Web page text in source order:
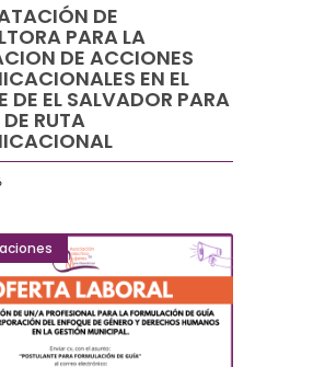
DE
PARA LA
DE ACCIONES
EN EL
DE EL SALVADOR PARA
RUTA